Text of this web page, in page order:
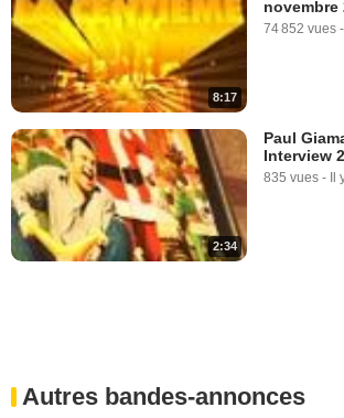
8:17
novembre
74 852 vues -
2:34
Paul
Interview
835 vues - Il
Autres bandes-annonces